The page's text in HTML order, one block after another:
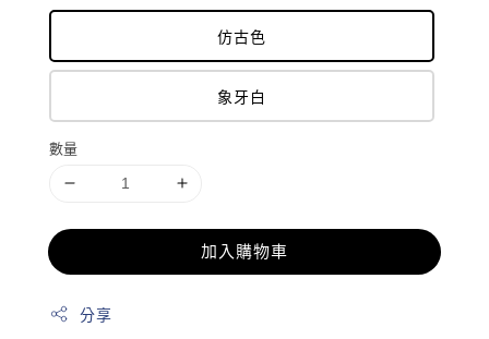
仿古色
象牙白
數量
加入購物車
分享